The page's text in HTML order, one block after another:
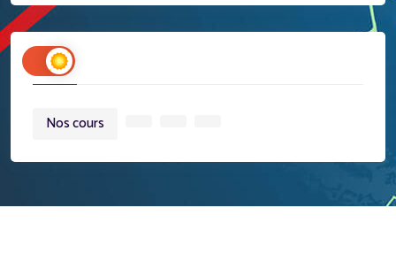
Tags
Nos cours